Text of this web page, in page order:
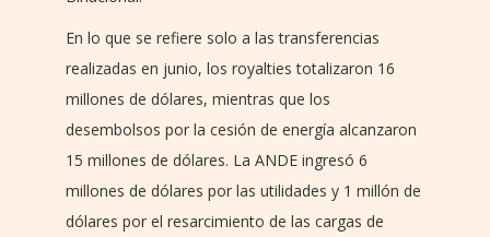
En lo que se refiere solo a las transferencias
realizadas en junio, los royalties totalizaron 16
millones de dólares, mientras que los
desembolsos por la cesión de energía alcanzaron
15 millones de dólares. La ANDE ingresó 6
millones de dólares por las utilidades y 1 millón de
dólares por el resarcimiento de las cargas de